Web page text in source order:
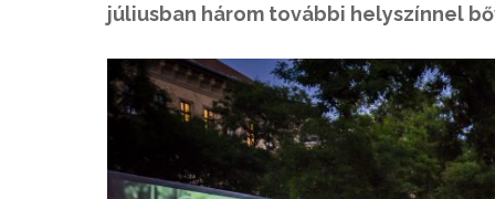
júliusban három további helyszínnel